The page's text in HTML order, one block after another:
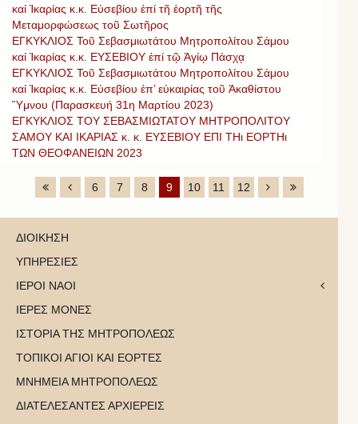
καί Ἰκαρίας κ.κ. Εὐσεβίου ἐπί τῆ ἑορτῆ τῆς
Μεταμορφώσεως τοῦ Σωτῆρος
ΕΓΚΥΚΛΙΟΣ Τοῦ Σεβασμιωτάτου Μητροπολίτου Σάμου
καί Ἰκαρίας κ.κ. ΕΥΣΕΒΙΟΥ ἐπί τῷ Ἁγίῳ Πάσχᾳ
ΕΓΚΥΚΛΙΟΣ Τοῦ Σεβασμιωτάτου Μητροπολίτου Σάμου
καί Ἰκαρίας κ.κ. Εὐσεβίου ἐπ’ εὐκαιρίας τοῦ Ἀκαθίστου
Ὕμνου (Παρασκευή 31η Μαρτίου 2023)
ΕΓΚΥΚΛΙΟΣ ΤΟΥ ΣΕΒΑΣΜΙΩΤΑΤΟΥ ΜΗΤΡΟΠΟΛΙΤΟΥ
ΣΑΜΟΥ ΚΑΙ ΙΚΑΡΙΑΣ κ. κ. ΕΥΣΕΒΙΟΥ ΕΠΙ ΤΗι ΕΟΡΤΗι
ΤΩΝ ΘΕΟΦΑΝΕΙΩΝ 2023
6 7 8 9 10 11 12
ΔΙΟΙΚΗΣΗ
ΥΠΗΡΕΣΙΕΣ
ΙΕΡΟΙ ΝΑΟΙ
ΙΕΡΕΣ ΜΟΝΕΣ
ΙΣΤΟΡΙΑ ΤΗΣ ΜΗΤΡΟΠΟΛΕΩΣ
ΤΟΠΙΚΟΙ ΑΓΙΟΙ ΚΑΙ ΕΟΡΤΕΣ
ΜΝΗΜΕΙΑ ΜΗΤΡΟΠΟΛΕΩΣ
ΔΙΑΤΕΛΕΣΑΝΤΕΣ ΑΡΧΙΕΡΕΙΣ